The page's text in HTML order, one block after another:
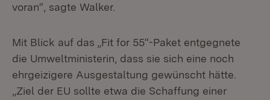
voran“, sagte Walker.
Mit Blick auf das „Fit for 55“-Paket entgegnete
die Umweltministerin, dass sie sich eine noch
ehrgeizigere Ausgestaltung gewünscht hätte.
„Ziel der EU sollte etwa die Schaffung einer